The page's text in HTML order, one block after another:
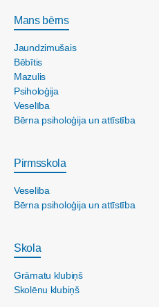
Mans bērns
Jaundzimušais
Bēbītis
Mazulis
Psiholoģija
Veselība
Bērna psiholoģija un attīstība
Pirmsskola
Veselība
Bērna psiholoģija un attīstība
Skola
Grāmatu klubiņš
Skolēnu klubiņš